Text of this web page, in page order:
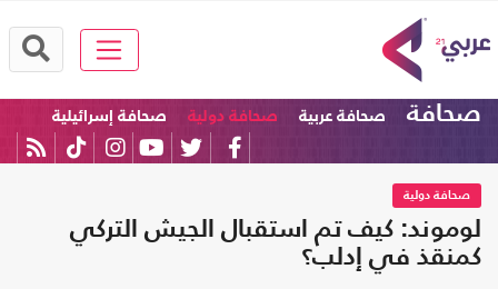
صحافة صحافة عربية صحافة دولية صحافة إسرائيلية
صحافة دولية
لوموند: كيف تم استقبال الجيش التركي
كمنقذ في إدلب؟